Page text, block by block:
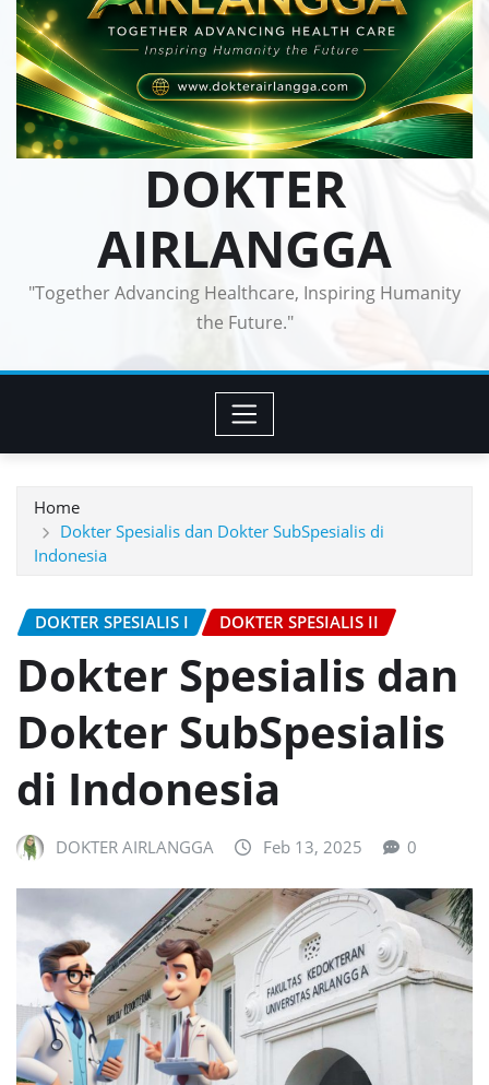
DOKTER
AIRLANGGA
"Together Advancing Healthcare, Inspiring Humanity
the Future."
Home
Dokter Spesialis dan Dokter SubSpesialis di
Indonesia
DOKTER SPESIALIS I DOKTER SPESIALIS II
Dokter Spesialis dan
Dokter SubSpesialis
di Indonesia
DOKTER AIRLANGGA Feb 13, 2025 0